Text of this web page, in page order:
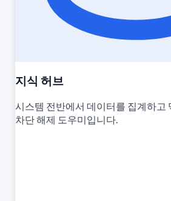
지식 허브
시스템 전반에서 데이터를 집계하고
차단 해제 도우미입니다.